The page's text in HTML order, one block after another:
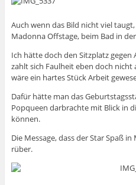
Auch wenn das Bild nicht viel
Madonna Offstage, beim Bad in
Ich hätte doch den Sitzplatz
zahlt sich Faulheit eben doch nicht
wäre ein hartes Stück Arbeit
Dafür hätte man das
Popqueen darbrachte mit Blick in
können.
Die Message, dass der Star Spaß
rüber.